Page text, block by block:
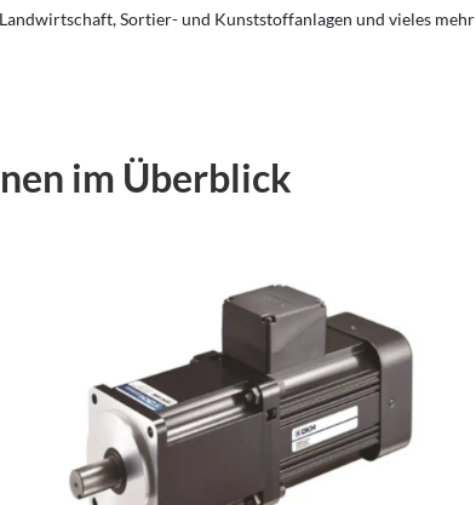
Sortier- und Kunststoffanlagen und vieles mehr
im Überblick